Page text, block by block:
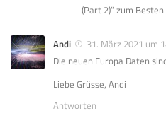
(Part 2)” zum Besten
Andi
31. März 2021 um
Die neuen Europa Daten
Liebe Grüsse, Andi
Antworten